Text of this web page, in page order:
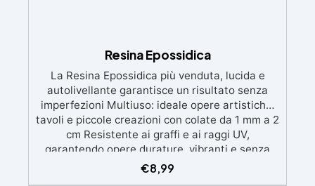
Resina Epossidica
La Resina Epossidica più venduta, lucida e
autolivellante garantisce un risultato senza
imperfezioni Multiuso: ideale opere artistiche,
tavoli e piccole creazioni con colate da 1 mm a 2
cm Resistente ai graffi e ai raggi UV,
garantendo opere durature, vibranti e senza
ingiallimenti nel tempo Bassa viscosità e
formula anti-bolle per risultati impeccabili,
€8,99